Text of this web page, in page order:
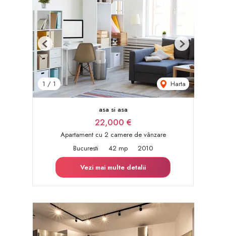
1 / 1 Harta
Previous Next
asa si asa
22,000 €
Apartament cu 2 camere de vânzare
Bucuresti
42 mp
2010
Vezi mai multe detalii